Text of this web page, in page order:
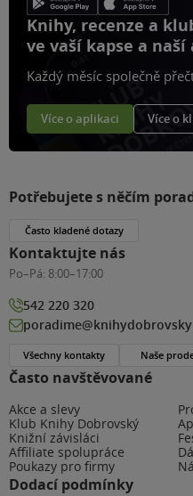
Knihy, recenze a
ve vaší kapse a naší
Každý měsíc společně
Více o aplikaci Více o
Často navštěvované
Akce a slevy
Klub Knihy Dobrovský
Knižní závisláci
Affiliate spolupráce
Poukazy pro firmy
Dodací podmínky
Potřebujete s něčím
Často kladené dotazy
Kontaktujte nás
Po–Pá: 8:00–17:00
542 220 320
Všechny kontakty Naše